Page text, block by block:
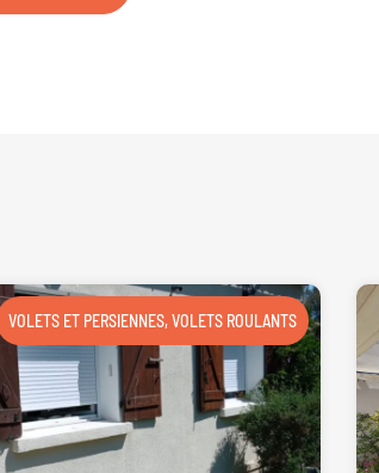
VOLETS ET PERSIENNES,VOLETS ROULANTS